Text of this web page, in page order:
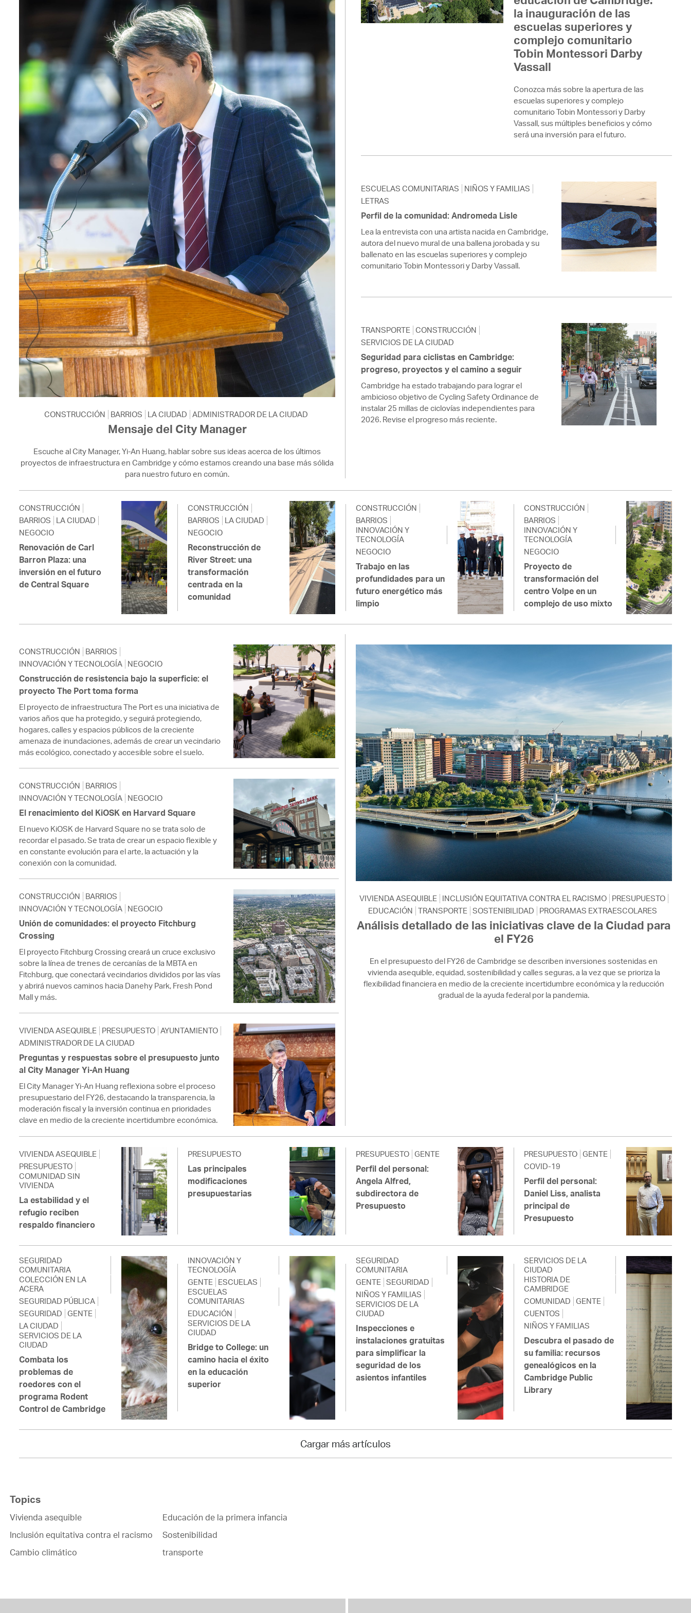
Pay Bills Online
Property Database
Watch City Council
CONSTRUCCIÓN BARRIOS LA CIUDAD ADMINISTRADOR DE LA CIUDAD
Mensaje del City Manager
Escuche al City Manager, Yi-An Huang, hablar sobre sus ideas acerca de los últimos
proyectos de infraestructura en Cambridge y cómo estamos creando una base más sólida
para nuestro futuro en común.
la inauguración de las
escuelas superiores y
complejo comunitario
Tobin Montessori Darby
Vassall
Conozca más sobre la apertura de las
escuelas superiores y complejo
comunitario Tobin Montessori y Darby
Vassall, sus múltiples beneficios y cómo
será una inversión para el futuro.
ESCUELAS COMUNITARIAS
NIÑOS Y FAMILIAS
LETRAS
Perfil de la comunidad: Andromeda Lisle
Lea la entrevista con una artista nacida en Cambridge,
autora del nuevo mural de una ballena jorobada y su
ballenato en las escuelas superiores y complejo
comunitario Tobin Montessori y Darby Vassall.
TRANSPORTE CONSTRUCCIÓN
SERVICIOS DE LA CIUDAD
Seguridad para ciclistas en Cambridge:
progreso, proyectos y el camino a seguir
Cambridge ha estado trabajando para lograr el
ambicioso objetivo de Cycling Safety Ordinance de
instalar 25 millas de ciclovías independientes para
2026. Revise el progreso más reciente.
CONSTRUCCIÓN
BARRIOS
LA CIUDAD
NEGOCIO
Renovación de Carl
Barron Plaza: una
inversión en el futuro
de Central Square
CONSTRUCCIÓN
BARRIOS
LA CIUDAD
NEGOCIO
Reconstrucción de
River Street: una
transformación
centrada en la
comunidad
CONSTRUCCIÓN
BARRIOS
INNOVACIÓN Y
TECNOLOGÍA
NEGOCIO
Trabajo en las
profundidades para un
futuro energético más
limpio
CONSTRUCCIÓN
BARRIOS
INNOVACIÓN Y
TECNOLOGÍA
NEGOCIO
Proyecto de
transformación del
centro Volpe en un
complejo de uso mixto
CONSTRUCCIÓN
BARRIOS
INNOVACIÓN Y TECNOLOGÍA NEGOCIO
Construcción de resistencia bajo la superficie: el
proyecto The Port toma forma
El proyecto de infraestructura The Port es una iniciativa de
varios años que ha protegido, y seguirá protegiendo,
hogares, calles y espacios públicos de la creciente
amenaza de inundaciones, además de crear un vecindario
más ecológico, conectado y accesible sobre el suelo.
CONSTRUCCIÓN
BARRIOS
INNOVACIÓN Y TECNOLOGÍA NEGOCIO
El renacimiento del KiOSK en Harvard Square
El nuevo KiOSK de Harvard Square no se trata solo de
recordar el pasado. Se trata de crear un espacio flexible y
en constante evolución para el arte, la actuación y la
conexión con la comunidad.
CONSTRUCCIÓN
BARRIOS
INNOVACIÓN Y TECNOLOGÍA NEGOCIO
Unión de comunidades: el proyecto Fitchburg
Crossing
El proyecto Fitchburg Crossing creará un cruce exclusivo
sobre la línea de trenes de cercanías de la MBTA en
Fitchburg, que conectará vecindarios divididos por las vías
y abrirá nuevos caminos hacia Danehy Park, Fresh Pond
Mall y más.
VIVIENDA ASEQUIBLE PRESUPUESTO AYUNTAMIENTO
ADMINISTRADOR DE LA CIUDAD
Preguntas y respuestas sobre el presupuesto junto
al City Manager Yi-An Huang
El City Manager Yi-An Huang reflexiona sobre el proceso
presupuestario del FY26, destacando la transparencia, la
moderación fiscal y la inversión continua en prioridades
clave en medio de la creciente incertidumbre económica.
VIVIENDA ASEQUIBLE INCLUSIÓN EQUITATIVA CONTRA EL RACISMO PRESUPUESTO
EDUCACIÓN TRANSPORTE SOSTENIBILIDAD PROGRAMAS EXTRAESCOLARES
Análisis detallado de las iniciativas clave de la Ciudad para
el FY26
En el presupuesto del FY26 de Cambridge se describen inversiones sostenidas en
vivienda asequible, equidad, sostenibilidad y calles seguras, a la vez que se prioriza la
flexibilidad financiera en medio de la creciente incertidumbre económica y la reducción
gradual de la ayuda federal por la pandemia.
VIVIENDA ASEQUIBLE
PRESUPUESTO
COMUNIDAD SIN
VIVIENDA
La estabilidad y el
refugio reciben
respaldo financiero
PRESUPUESTO
Las principales
modificaciones
presupuestarias
PRESUPUESTO GENTE
Perfil del personal:
Angela Alfred,
subdirectora de
Presupuesto
PRESUPUESTO GENTE
COVID-19
Perfil del personal:
Daniel Liss, analista
principal de
Presupuesto
SEGURIDAD
COMUNITARIA
COLECCIÓN EN LA
ACERA
SEGURIDAD PÚBLICA
SEGURIDAD GENTE
LA CIUDAD
SERVICIOS DE LA
CIUDAD
Combata los
problemas de
roedores con el
programa Rodent
Control de Cambridge
INNOVACIÓN Y
TECNOLOGÍA
GENTE
ESCUELAS
ESCUELAS
COMUNITARIAS
EDUCACIÓN
SERVICIOS DE LA
CIUDAD
Bridge to College: un
camino hacia el éxito
en la educación
superior
SEGURIDAD
COMUNITARIA
GENTE SEGURIDAD
NIÑOS Y FAMILIAS
SERVICIOS DE LA
CIUDAD
Inspecciones e
instalaciones gratuitas
para simplificar la
seguridad de los
asientos infantiles
SERVICIOS DE LA
CIUDAD
HISTORIA DE
CAMBRIDGE
COMUNIDAD GENTE
CUENTOS
NIÑOS Y FAMILIAS
Descubra el pasado de
su familia: recursos
genealógicos en la
Cambridge Public
Library
Cargar más artículos
Topics
Vivienda asequible
Inclusión equitativa contra el racismo
Cambio climático
Educación de la primera infancia
Sostenibilidad
transporte